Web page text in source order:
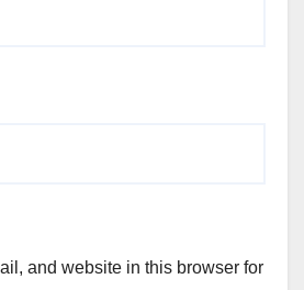
and website in this browser for